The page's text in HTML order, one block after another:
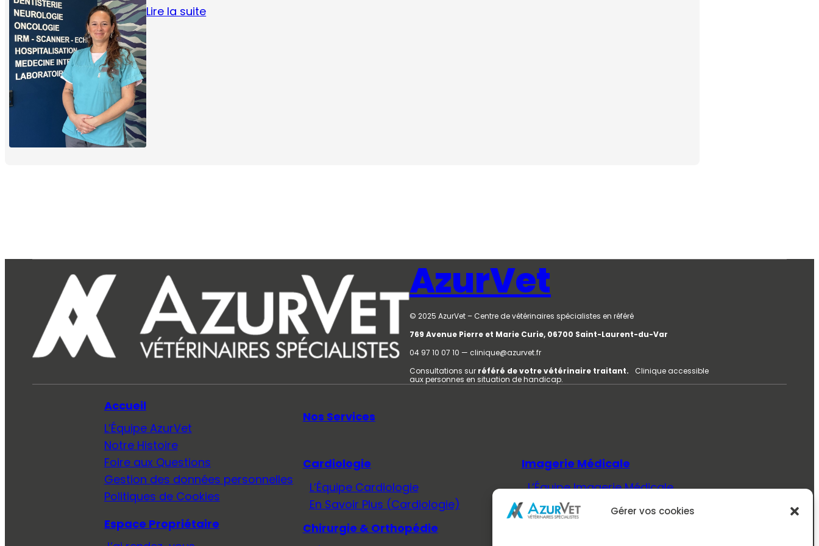
Gérer vos cookies
Lire la suite
AzurVet
© 2025 AzurVet – Centre de vétérinaires spécialistes en référé
769 Avenue Pierre et Marie Curie, 06700 Saint-Laurent-du-Var
04 97 10 07 10 — clinique@azurvet.fr
Consultations sur référé de votre vétérinaire traitant. Clinique accessible
aux personnes en situation de handicap.
Accueil
L’Équipe AzurVet
Notre Histoire
Foire aux Questions
Gestion des données personnelles
Politiques de Cookies
Espace Propriétaire
Nos Services
Cardiologie
L’Équipe Cardiologie
En Savoir Plus (Cardiologie)
Chirurgie & Orthopédie
Imagerie Médicale
L’Équipe Imagerie Médicale
En Savoir Plus (Imagerie Médicale)